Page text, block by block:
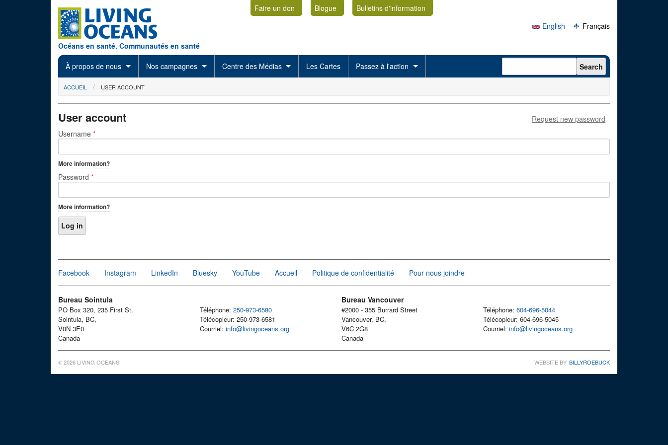
Océans en santé. Communautés en santé
Faire un don Blogue
Bulletins d'information
English
Français
À propos de nous Nos campagnes Centre des Médias Les Cartes Passez à l'action Search form Search
You are here
ACCUEIL USER ACCOUNT
User account
Primary tabs
Request new password
Username *
More information?
Password *
More information?
Facebook Instagram LinkedIn Bluesky YouTube Accueil Politique de confidentialité Pour nous joindre
Bureau Sointula
PO Box 320, 235 First St.
Sointula, BC,
V0N 3E0
Canada
Téléphone: 250-973-6580
Télécopieur: 250-973-6581
Courriel: info@livingoceans.org
Bureau Vancouver
#2000 - 355 Burrard Street
Vancouver, BC,
V6C 2G8
Canada
Téléphone: 604-696-5044
Télécopieur: 604-696-5045
Courriel: info@livingoceans.org
© 2026 LIVING OCEANS WEBSITE BY: BILLYROEBUCK